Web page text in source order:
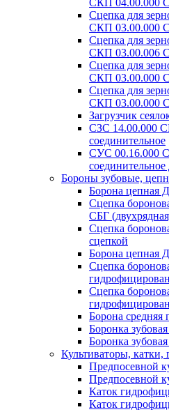
СКП 04.00.000
Сцепка для
СКП 03.00.000
Сцепка для
СКП 03.00.006
Сцепка для
СКП 03.00.000
Сцепка для
СКП 03.00.000
Загрузчик
СЗС 14.00.000
соединительное
СУС 00.16.000
Бороны зубовые,
Борона цепная
Сцепка
СБГ
Сцепка
сцепкой
Борона цепная
Сцепка
Сцепка
Борона
Боронка
Боронка
Культиваторы, катки,
Предпосевной
Предпосевной
Каток
Каток